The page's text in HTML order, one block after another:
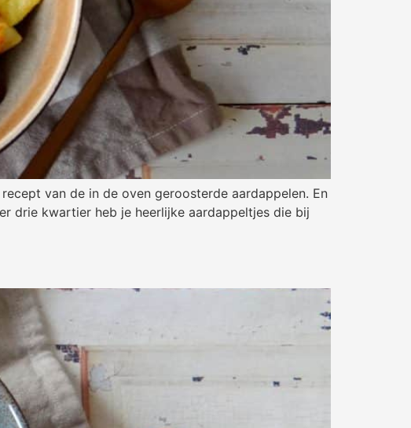
van de in de oven geroosterde aardappelen. En
drie kwartier heb je heerlijke aardappeltjes die bij